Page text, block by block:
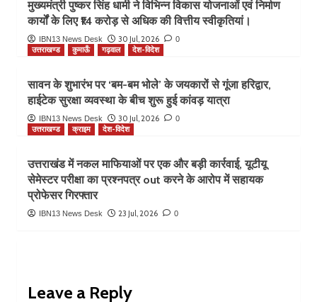
मुख्यमंत्री पुष्कर सिंह धामी ने विभिन्न विकास योजनाओं एवं निर्माण
कार्यों के लिए ₹14 करोड़ से अधिक की वित्तीय स्वीकृतियां।
IBN13 News Desk 30 Jul, 2026 0
उत्तराखण्ड कुमाऊँ गढ़वाल देश-विदेश
सावन के शुभारंभ पर ‘बम-बम भोले’ के जयकारों से गूंजा हरिद्वार,
हाईटेक सुरक्षा व्यवस्था के बीच शुरू हुई कांवड़ यात्रा
IBN13 News Desk 30 Jul, 2026 0
उत्तराखण्ड क्राइम देश-विदेश
उत्तराखंड में नकल माफियाओं पर एक और बड़ी कार्रवाई, यूटीयू
सेमेस्टर परीक्षा का प्रश्नपत्र out करने के आरोप में सहायक
प्रोफेसर गिरफ्तार
IBN13 News Desk 23 Jul, 2026 0
Leave a Reply